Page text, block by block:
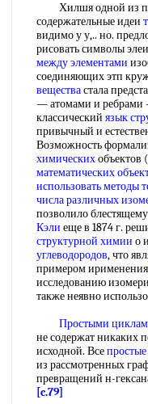
Хилшя одной из
содержательные идеи
видимо у у,.. но.
рисовать символы
между элементами
соединяющих этп
веществастала
— атомами и ребрами
классический язык
привычный и
Возможность
химическихобъектов
математических
использовать методы
числаразличных
позволило
Кэли еще в 1874 г.
структурной химии о
углеводородов, что
примером ирименения
исследованию
также неявно
Простыми
не содержат никаких
исходной. Все
из рассмотренных
превращений н-
[c.79]